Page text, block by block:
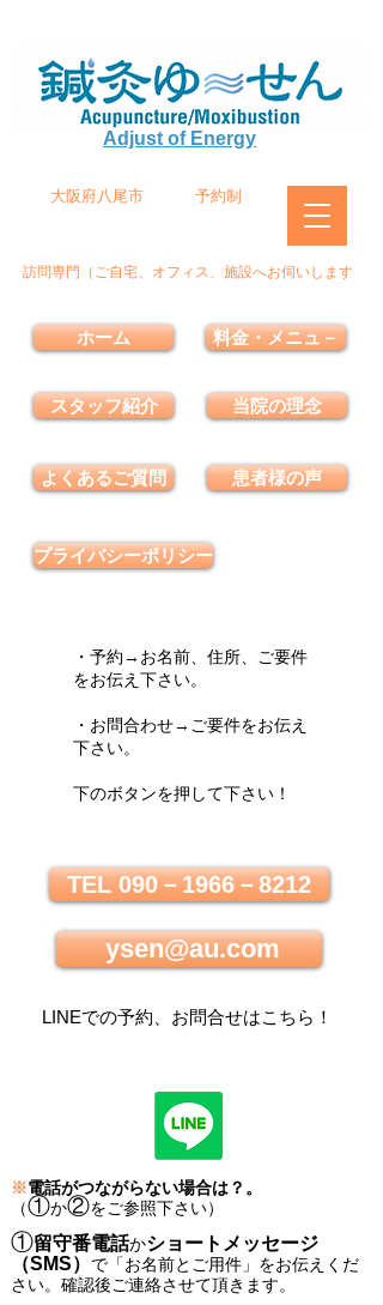
Adjust of Energy
大阪府八尾市 予約制
訪問専門（ご自宅、オフィス、施設へお伺いします
ホーム
スタッフ紹介
よくあるご質問
料金・メニュ－
当院の理念
患者様の声
プライバシーポリシー
・予約→お名前、住所、ご要件
をお伝え下さい。
・お問合わせ→ご要件をお伝え
下さい。
下のボタンを押して下さい！
TEL 090－1966－8212
ysen@au.com
LINEでの予約、お問合せはこちら ！
※電話がつながらない場合は？。
（①か②をご参照下さい）
①留守番電話かショートメッセージ
（SMS） で 「お名前とご用件 」 をお伝えくだ
さい。 確認後ご連絡させて頂きます。